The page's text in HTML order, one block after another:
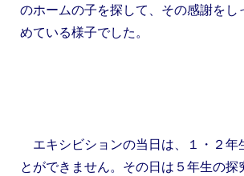
のホームの子を探して、その感謝をし
めている様子でした。
エキシビションの当日は、１・２年
とができません。その日は５年生の探